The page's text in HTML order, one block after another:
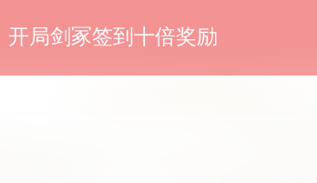
开局剑冢签到十倍奖励